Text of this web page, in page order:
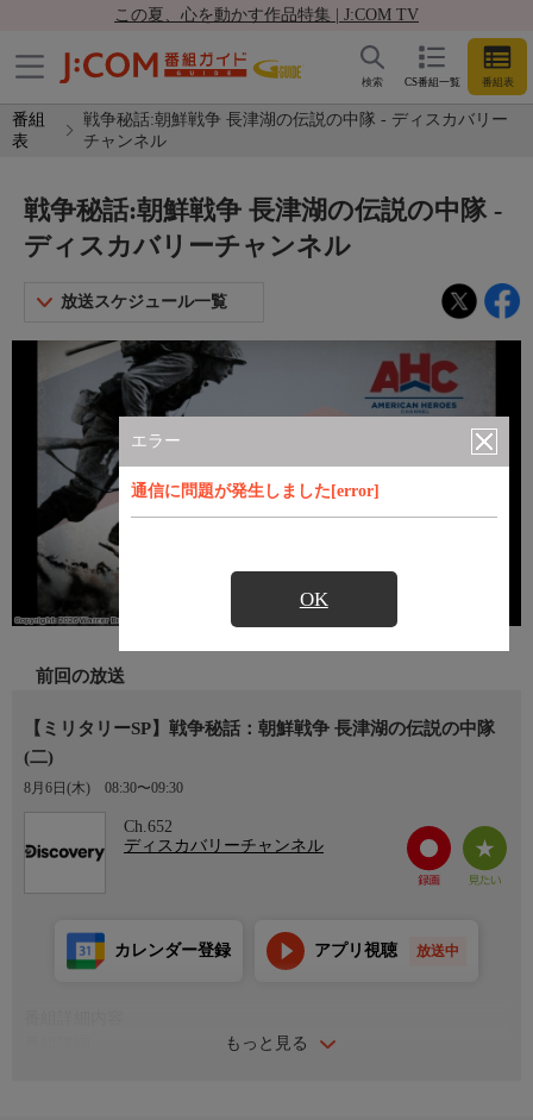
この夏、心を動かす作品特集 | J:COM TV
CS番組一覧 番組表
検索
番組
表
戦争秘話:朝鮮戦争 長津湖の伝説の中隊 - ディスカバリー
チャンネル
エラー
通信に問題が発生しました[error]
OK
戦争秘話:朝鮮戦争 長津湖の伝説の中隊 -
ディスカバリーチャンネル
放送スケジュール一覧
前回の放送
【ミリタリーSP】戦争秘話：朝鮮戦争 長津湖の伝説の中隊
(二)
8月6日(木) 08:30〜09:30
Ch.652
ディスカバリーチャンネル
もっと見る
カレンダー登録 アプリ視聴 放送中